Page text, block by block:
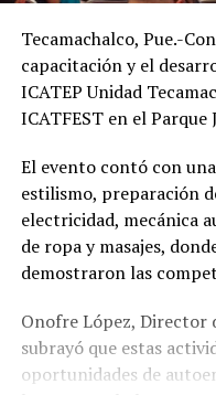
Tecamachalco, Pue.-
capacitación y el
ICATEP Unidad
ICATFEST en el
El evento contó con
estilismo, preparación
electricidad, mecánica
de ropa y masajes,
demostraron las
Onofre López, Director
subrayó que estas
oportunidades de